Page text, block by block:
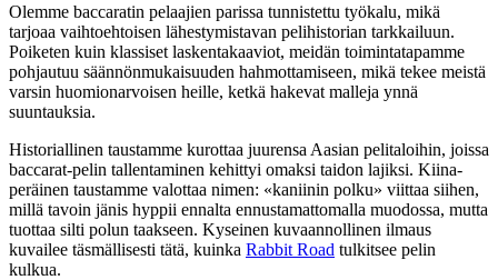
Olemme baccaratin pelaajien parissa tunnistettu työkalu, mikä
tarjoaa vaihtoehtoisen lähestymistavan pelihistorian tarkkailuun.
Poiketen kuin klassiset laskentakaaviot, meidän toimintatapamme
pohjautuu säännönmukaisuuden hahmottamiseen, mikä tekee meistä
varsin huomionarvoisen heille, ketkä hakevat malleja ynnä
suuntauksia.
Historiallinen taustamme kurottaa juurensa Aasian pelitaloihin, joissa
baccarat-pelin tallentaminen kehittyi omaksi taidon lajiksi. Kiina-
peräinen taustamme valottaa nimen: «kaniinin polku» viittaa siihen,
millä tavoin jänis hyppii ennalta ennustamattomalla muodossa, mutta
tuottaa silti polun taakseen. Kyseinen kuvaannollinen ilmaus
kuvailee täsmällisesti tätä, kuinka Rabbit Road tulkitsee pelin
kulkua.